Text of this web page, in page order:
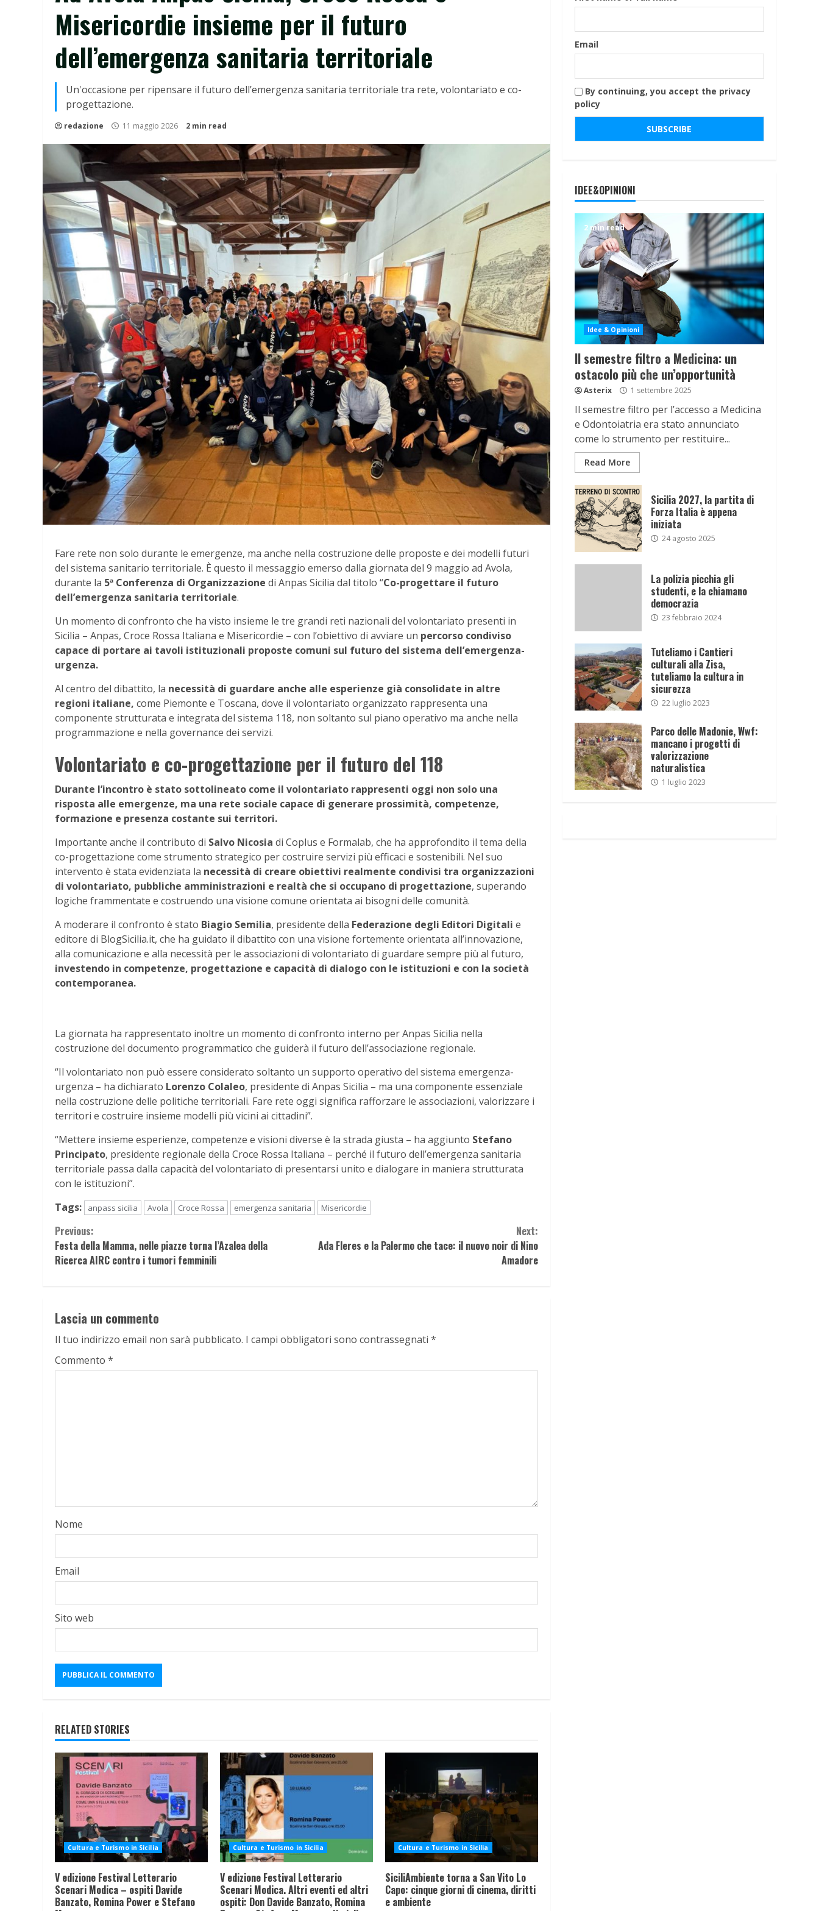
Misericordie insieme per il futuro
dell’emergenza sanitaria territoriale
Un'occasione per ripensare il futuro dell’emergenza sanitaria territoriale tra rete, volontariato e co-
progettazione.
redazione 11 maggio 2026 2 min read
Fare rete non solo durante le emergenze, ma anche nella costruzione delle proposte e dei modelli futuri
del sistema sanitario territoriale. È questo il messaggio emerso dalla giornata del 9 maggio ad Avola,
durante la 5ª Conferenza di Organizzazione di Anpas Sicilia dal titolo “Co-progettare il futuro
dell’emergenza sanitaria territoriale.
Un momento di confronto che ha visto insieme le tre grandi reti nazionali del volontariato presenti in
Sicilia – Anpas, Croce Rossa Italiana e Misericordie – con l’obiettivo di avviare un percorso condiviso
capace di portare ai tavoli istituzionali proposte comuni sul futuro del sistema dell’emergenza-
urgenza.
Al centro del dibattito, la necessità di guardare anche alle esperienze già consolidate in altre
regioni italiane, come Piemonte e Toscana, dove il volontariato organizzato rappresenta una
componente strutturata e integrata del sistema 118, non soltanto sul piano operativo ma anche nella
programmazione e nella governance dei servizi.
Volontariato e co-progettazione per il futuro del 118
Durante l’incontro è stato sottolineato come il volontariato rappresenti oggi non solo una
risposta alle emergenze, ma una rete sociale capace di generare prossimità, competenze,
formazione e presenza costante sui territori.
Importante anche il contributo di Salvo Nicosia di Coplus e Formalab, che ha approfondito il tema della
co-progettazione come strumento strategico per costruire servizi più efficaci e sostenibili. Nel suo
intervento è stata evidenziata la necessità di creare obiettivi realmente condivisi tra organizzazioni
di volontariato, pubbliche amministrazioni e realtà che si occupano di progettazione, superando
logiche frammentate e costruendo una visione comune orientata ai bisogni delle comunità.
A moderare il confronto è stato Biagio Semilia, presidente della Federazione degli Editori Digitali e
editore di BlogSicilia.it, che ha guidato il dibattito con una visione fortemente orientata all’innovazione,
alla comunicazione e alla necessità per le associazioni di volontariato di guardare sempre più al futuro,
investendo in competenze, progettazione e capacità di dialogo con le istituzioni e con la società
contemporanea.
La giornata ha rappresentato inoltre un momento di confronto interno per Anpas Sicilia nella
costruzione del documento programmatico che guiderà il futuro dell’associazione regionale.
“Il volontariato non può essere considerato soltanto un supporto operativo del sistema emergenza-
urgenza – ha dichiarato Lorenzo Colaleo, presidente di Anpas Sicilia – ma una componente essenziale
nella costruzione delle politiche territoriali. Fare rete oggi significa rafforzare le associazioni, valorizzare i
territori e costruire insieme modelli più vicini ai cittadini”.
“Mettere insieme esperienze, competenze e visioni diverse è la strada giusta – ha aggiunto Stefano
Principato, presidente regionale della Croce Rossa Italiana – perché il futuro dell’emergenza sanitaria
territoriale passa dalla capacità del volontariato di presentarsi unito e dialogare in maniera strutturata
con le istituzioni”.
Tags:
anpass sicilia Avola Croce Rossa emergenza sanitaria Misericordie
Continue
Reading
Previous:
Festa della Mamma, nelle piazze torna l’Azalea della
Ricerca AIRC contro i tumori femminili
Next:
Ada Fleres e la Palermo che tace: il nuovo noir di Nino
Amadore
Lascia un commento
Il tuo indirizzo email non sarà pubblicato. I campi obbligatori sono contrassegnati *
Commento *
Nome
Email
Sito web
RELATED STORIES
Cultura e Turismo in Sicilia
V edizione Festival Letterario
Scenari Modica – ospiti Davide
Banzato, Romina Power e Stefano
Cultura e Turismo in Sicilia
V edizione Festival Letterario
Scenari Modica. Altri eventi ed altri
ospiti: Don Davide Banzato, Romina
Cultura e Turismo in Sicilia
SiciliAmbiente torna a San Vito Lo
Capo: cinque giorni di cinema, diritti
e ambiente
Email
By continuing, you accept the privacy
policy
IDEE&OPINIONI
2 min read
Idee & Opinioni
Il semestre filtro a Medicina: un
ostacolo più che un’opportunità
Asterix 1 settembre 2025
Il semestre filtro per l’accesso a Medicina
e Odontoiatria era stato annunciato
come lo strumento per restituire...
Read More
Sicilia 2027, la partita di
Forza Italia è appena
iniziata
24 agosto 2025
La polizia picchia gli
studenti, e la chiamano
democrazia
23 febbraio 2024
Tuteliamo i Cantieri
culturali alla Zisa,
tuteliamo la cultura in
sicurezza
22 luglio 2023
Parco delle Madonie, Wwf:
mancano i progetti di
valorizzazione
naturalistica
1 luglio 2023